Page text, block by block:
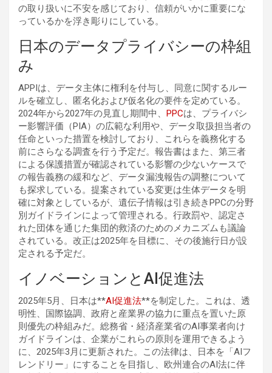
の取り扱いに不安を感じており、信頼がいかに重要にな
っているかを浮き彫りにしている。
日本のデータプライバシーの枠組
み
APPIは、データ主体に権利を付与し、同意に関するルー
ルを確立し、匿名化および仮名化の要件を定めている。
2024年から2027年の見直し期間中、 PPCは、プライバシ
ー影響評価（PIA）の広範な利用や、データ取扱担当者の
任命といった措置を検討しており、これらを義務化する
前にさらなる調査を行う予定だ。報告書はまた、第三者
による保護措置が確認されている影響の少ないケースで
の報告義務の緩和など、データ漏洩報告の調整について
も探求している。提案されている変更は生体データを明
確に対象としているが、遺伝子情報は引き続きPPCの分野
別ガイドラインによって管理される。行政罰や、認定さ
れた団体を通じた集団的救済のためのメカニズムも議論
されている。改正は2025年を目標に、その後施行日が設
定される予定だ。
イノベーションとAI促進法
2025年5月、日本は**AI促進法**を制定した。これは、透
明性、国際協調、政府と産業界の協力に重点を置いた原
則優先の枠組みだ。総務省・経済産業省のAI事業者向け
ガイドラインは、企業がこれらの原則を運用できるよう
に、2025年3月に更新された。この法律は、日本を「AIフ
レンドリー」にすることを目指し、欧州連合のAI法に伴